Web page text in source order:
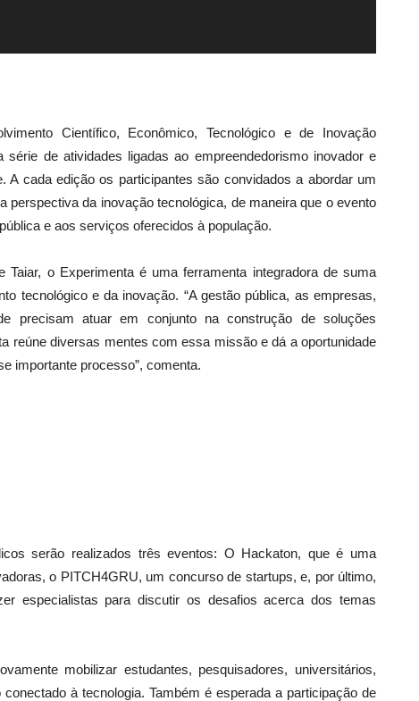
Científico, Econômico, Tecnológico e de Inovação
de atividades ligadas ao empreendedorismo inovador e
A cada edição os participantes são convidados a abordar um
perspectiva da inovação tecnológica, de maneira que o evento
e aos serviços oferecidos à população.
Taiar, o Experimenta é uma ferramenta integradora de suma
tecnológico e da inovação. “A gestão pública, as empresas,
precisam atuar em conjunto na construção de soluções
reúne diversas mentes com essa missão e dá a oportunidade
importante processo”, comenta.
serão realizados três eventos: O Hackaton, que é uma
o PITCH4GRU, um concurso de startups, e, por último,
especialistas para discutir os desafios acerca dos temas
mobilizar estudantes, pesquisadores, universitários,
à tecnologia. Também é esperada a participação de